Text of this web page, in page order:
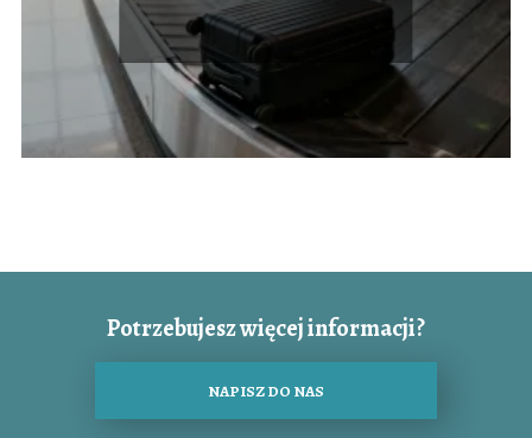
Potrzebujesz więcej informacji?
NAPISZ DO NAS